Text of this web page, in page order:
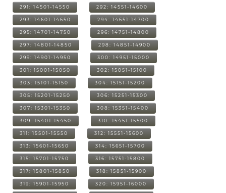
291: 14501-14550 292: 14551-14600
293: 14601-14650 294: 14651-14700
295: 14701-14750 296: 14751-14800
297: 14801-14850 298: 14851-14900
299: 14901-14950 300: 14951-15000
301: 15001-15050 302: 15051-15100
303: 15101-15150 304: 15151-15200
305: 15201-15250 306: 15251-15300
307: 15301-15350 308: 15351-15400
309: 15401-15450 310: 15451-15500
311: 15501-15550 312: 15551-15600
313: 15601-15650 314: 15651-15700
315: 15701-15750 316: 15751-15800
317: 15801-15850 318: 15851-15900
319: 15901-15950 320: 15951-16000